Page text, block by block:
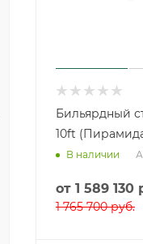
Бильярдный
10ft
В наличии
от 1 589 130
1 765 700 руб.